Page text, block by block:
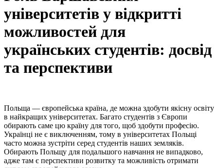
університетів у відкритті
можливостей для
українських студентів: досвід
та перспективи
Польща — європейська країна, де можна здобути якісну освіту
в найкращих університетах. Багато студентів з Європи
обирають саме цю країну для того, щоб здобути професію.
Українці не є виключенням, тому в університетах Польщі
часто можна зустріти серед студентів наших земляків.
Обирають Польщу для подальшого навчання не випадково,
адже там є перспективи розвитку та можливість отримати